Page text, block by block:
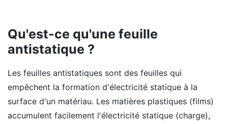
Qu'est-ce qu'une feuille
antistatique ?
Les feuilles antistatiques sont des feuilles qui
empêchent la formation d'électricité statique à la
surface d'un matériau. Les matières plastiques (films)
accumulent facilement l'électricité statique (charge),